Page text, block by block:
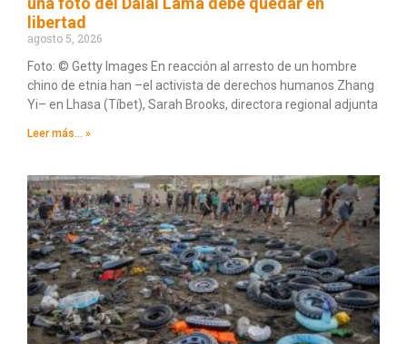
libertad
agosto 5, 2026
Foto: © Getty Images En reacción al arresto de un hombre
chino de etnia han –el activista de derechos humanos Zhang
Yi– en Lhasa (Tíbet), Sarah Brooks, directora regional adjunta
Leer más... »